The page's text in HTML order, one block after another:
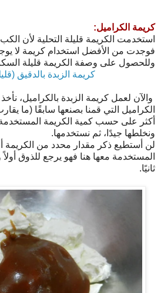
كريمة الكراميل:
استخدمت الكريمة قليلة التحلية لأن
فوجدت من الأفضل استخدام كريمة لا
وللحصول على وصفة الكريمة قليلة
كريمة الزبدة بالدقيق
والآن لعمل كريمة الزبدة بالكراميل،
الكراميل التي قمنا بصنعها سابقًا (ما
أكثر على حسب كمية الكريمة
ونخلطها جيدًا، ثم نستخدمها.
لن أستطيع ذكر مقدار محدد من الكريمة
المستخدمة معها هنا فهو يرجع للذوق
ثانيًا.